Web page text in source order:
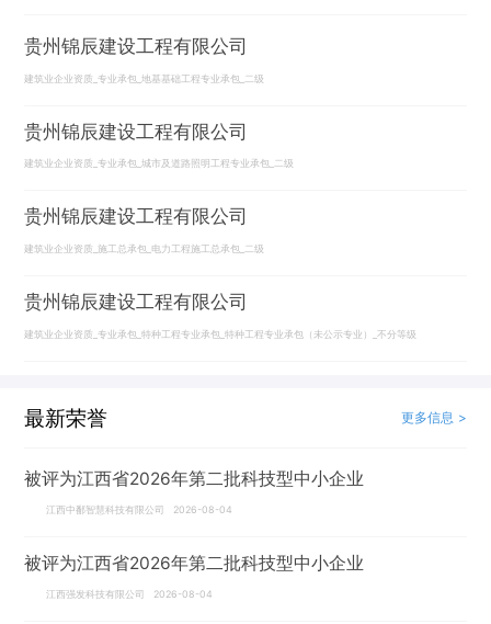
贵州锦辰建设工程有限公司
建筑业企业资质_专业承包_地基基础工程专业承包_二级
贵州锦辰建设工程有限公司
建筑业企业资质_专业承包_城市及道路照明工程专业承包_二级
贵州锦辰建设工程有限公司
建筑业企业资质_施工总承包_电力工程施工总承包_二级
贵州锦辰建设工程有限公司
建筑业企业资质_专业承包_特种工程专业承包_特种工程专业承包（未公示专业）_不分等级
最新荣誉 更多信息 >
被评为江西省2026年第二批科技型中小企业
江西中鄱智慧科技有限公司 2026-08-04
被评为江西省2026年第二批科技型中小企业
江西强发科技有限公司 2026-08-04